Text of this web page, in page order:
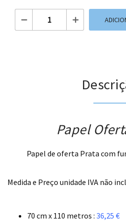
Quantidade de Papel Oferta
Papel
Papel de oferta Prata com
Medida e Preço unidade IVA não
70 cm x 110 metros : 36,25 €